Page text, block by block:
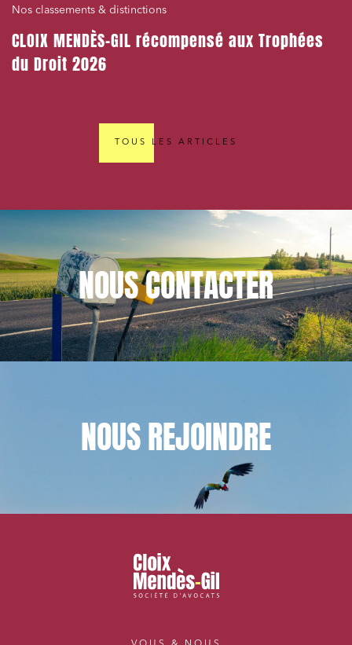
Nos classements & distinctions
CLOIX MENDÈS-GIL récompensé aux Trophées
du Droit 2026
TOUS LES ARTICLES
NOUSCONTACTER
NOUSREJOINDRE